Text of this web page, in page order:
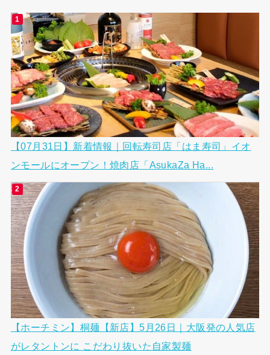
【07月31日】新着情報｜回転寿司店「はま寿司」イオ
ンモールにオープン！焼肉店「AsukaZa Ha...
【ホーチミン】桐麺【新店】5月26日｜大阪発の人気店
がレタントンに こだわり抜いた自家製麺